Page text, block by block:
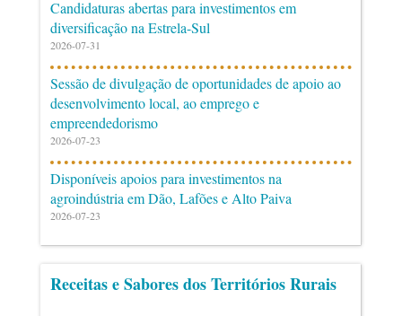
Candidaturas abertas para investimentos em
diversificação na Estrela-Sul
2026-07-31
Sessão de divulgação de oportunidades de apoio ao
desenvolvimento local, ao emprego e
empreendedorismo
2026-07-23
Disponíveis apoios para investimentos na
agroindústria em Dão, Lafões e Alto Paiva
2026-07-23
Receitas e Sabores dos Territórios Rurais